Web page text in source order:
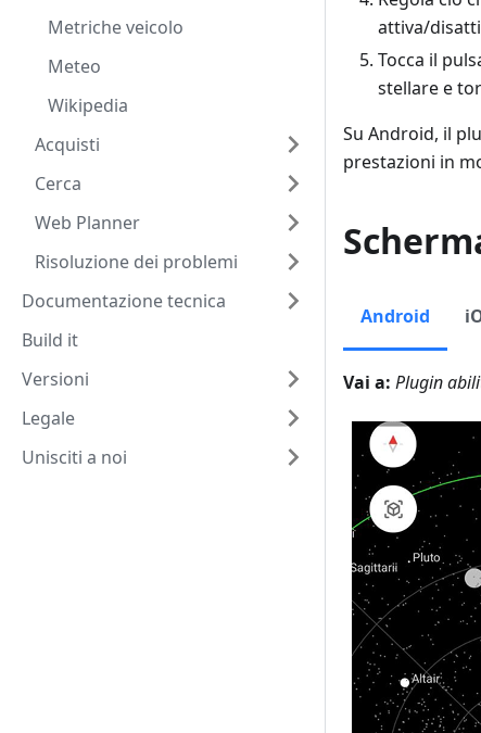
Metriche veicolo
Meteo
Wikipedia
Acquisti
Cerca
Web Planner
Risoluzione dei problemi
Documentazione tecnica
Build it
Versioni
Legale
Unisciti a noi
attiva/
Tocca il
stellare e
Su Android, il
prestazioni in
Android
Vai a: Plugin